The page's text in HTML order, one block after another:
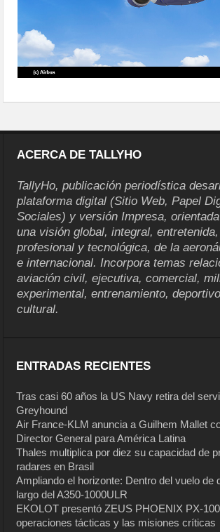
ACERCA DE TALLYHO
TallyHo, publicación periodística
plataforma digital (Sitio Web, Papel
Sociales) y versión Impresa,
una visión global, integral,
profesional y tecnológica, de la
e internacional. Incorpora temas
aviación civil, ejecutiva, comercial,
experimental, entrenamiento,
cultural.
ENTRADAS RECIENTES
Tras casi 60 años la US Navy retira del
Greyhound
Air France-KLM anuncia a Guilhem Mallet
Director General para América Latina
Thales multiplica por diez su capacidad de
radares en Brasil
Ampliando el horizonte: Dentro del vuelo de
largo del A350-1000ULR
EKOLOT presentó ZEUS PHOENIX PX-
operaciones tácticas y las misiones críticas